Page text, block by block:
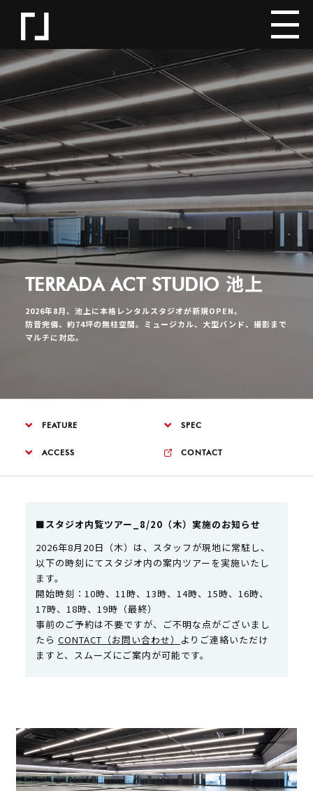
TERRADA ACT STUDIO 池上
2026年8月、池上に本格レンタルスタジオが新規OPEN。
防音完備、約74坪の無柱空間。ミュージカル、大型バンド、撮影まで
マルチに対応。
FEATURE SPEC
ACCESS CONTACT
■スタジオ内覧ツアー_8/20（木）実施のお知らせ
2026年8月20日（木）は、スタッフが現地に常駐し、
以下の時刻にてスタジオ内の案内ツアーを実施いたし
ます。
開始時刻：10時、11時、13時、14時、15時、16時、
17時、18時、19時（最終）
事前のご予約は不要ですが、ご不明な点がございまし
たら CONTACT（お問い合わせ）
よりご連絡いただけ
ますと、スムーズにご案内が可能です。